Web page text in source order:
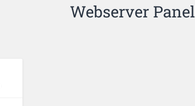
Webserver Panel